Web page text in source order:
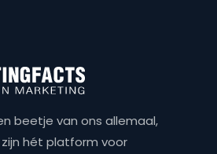
beetje van ons allemaal,
hét platform voor